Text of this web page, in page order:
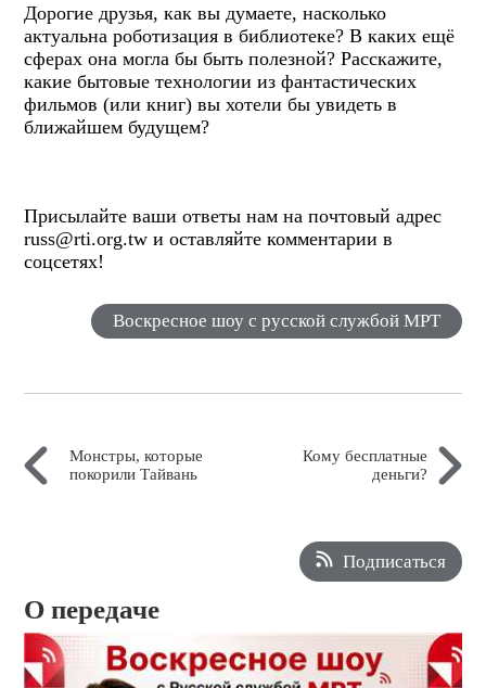
Дорогие друзья, как вы думаете, насколько
актуальна роботизация в библиотеке? В каких ещё
сферах она могла бы быть полезной? Расскажите,
какие бытовые технологии из фантастических
фильмов (или книг) вы хотели бы увидеть в
ближайшем будущем?
Присылайте ваши ответы нам на почтовый адрес
russ@rti.org.tw и оставляйте комментарии в
соцсетях!
Воскресное шоу с русской службой МРТ
Монстры, которые
покорили Тайвань
Кому бесплатные
деньги?
Подписаться
О передаче